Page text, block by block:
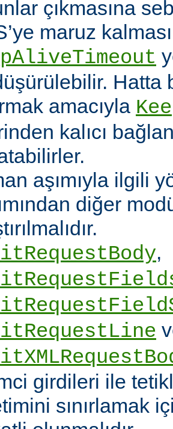
çıkmasına
maruz
Hatta
amacıyla
kalıcı
aşımıyla ilgili
diğer
,
girdileri ile
sınırlamak